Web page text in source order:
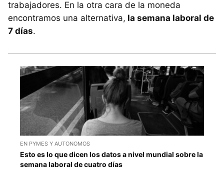
trabajadores. En la otra cara de la moneda
encontramos una alternativa, la semana laboral de
7 días.
EN PYMES Y AUTONOMOS
Esto es lo que dicen los datos a nivel mundial sobre la
semana laboral de cuatro días